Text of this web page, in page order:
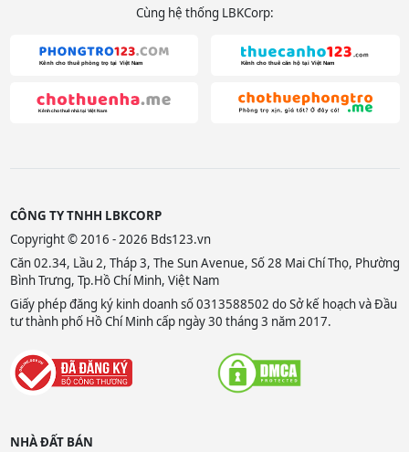
Cùng hệ thống LBKCorp:
CÔNG TY TNHH LBKCORP
Copyright © 2016 - 2026 Bds123.vn
Căn 02.34, Lầu 2, Tháp 3, The Sun Avenue, Số 28 Mai Chí Thọ, Phường
Bình Trưng, Tp.Hồ Chí Minh, Việt Nam
Giấy phép đăng ký kinh doanh số 0313588502 do Sở kế hoạch và Đầu
tư thành phố Hồ Chí Minh cấp ngày 30 tháng 3 năm 2017.
NHÀ ĐẤT BÁN